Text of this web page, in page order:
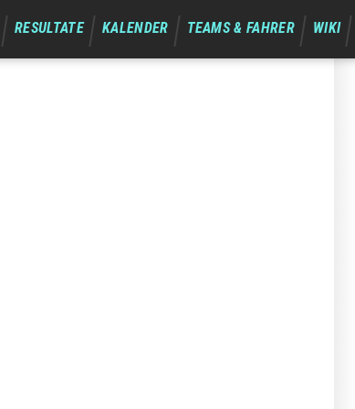
RESULTATE KALENDER TEAMS & FAHRER WIKI